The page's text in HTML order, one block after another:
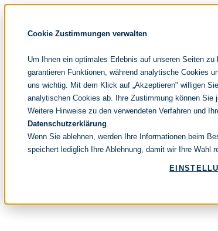
Cookie Zustimmungen verwalten
Um Ihnen ein optimales Erlebnis auf unseren Seiten
garantieren Funktionen, während analytische Cookies
uns wichtig. Mit dem Klick auf „Akzeptieren" willigen
analytischen Cookies ab. Ihre Zustimmung können Sie
Weitere Hinweise zu den verwendeten Verfahren und
Datenschutzerklärung.
Wenn Sie ablehnen, werden Ihre Informationen beim
speichert lediglich Ihre Ablehnung, damit wir Ihre Wahl
überspringen
IT & Management Consulting
People & Culture